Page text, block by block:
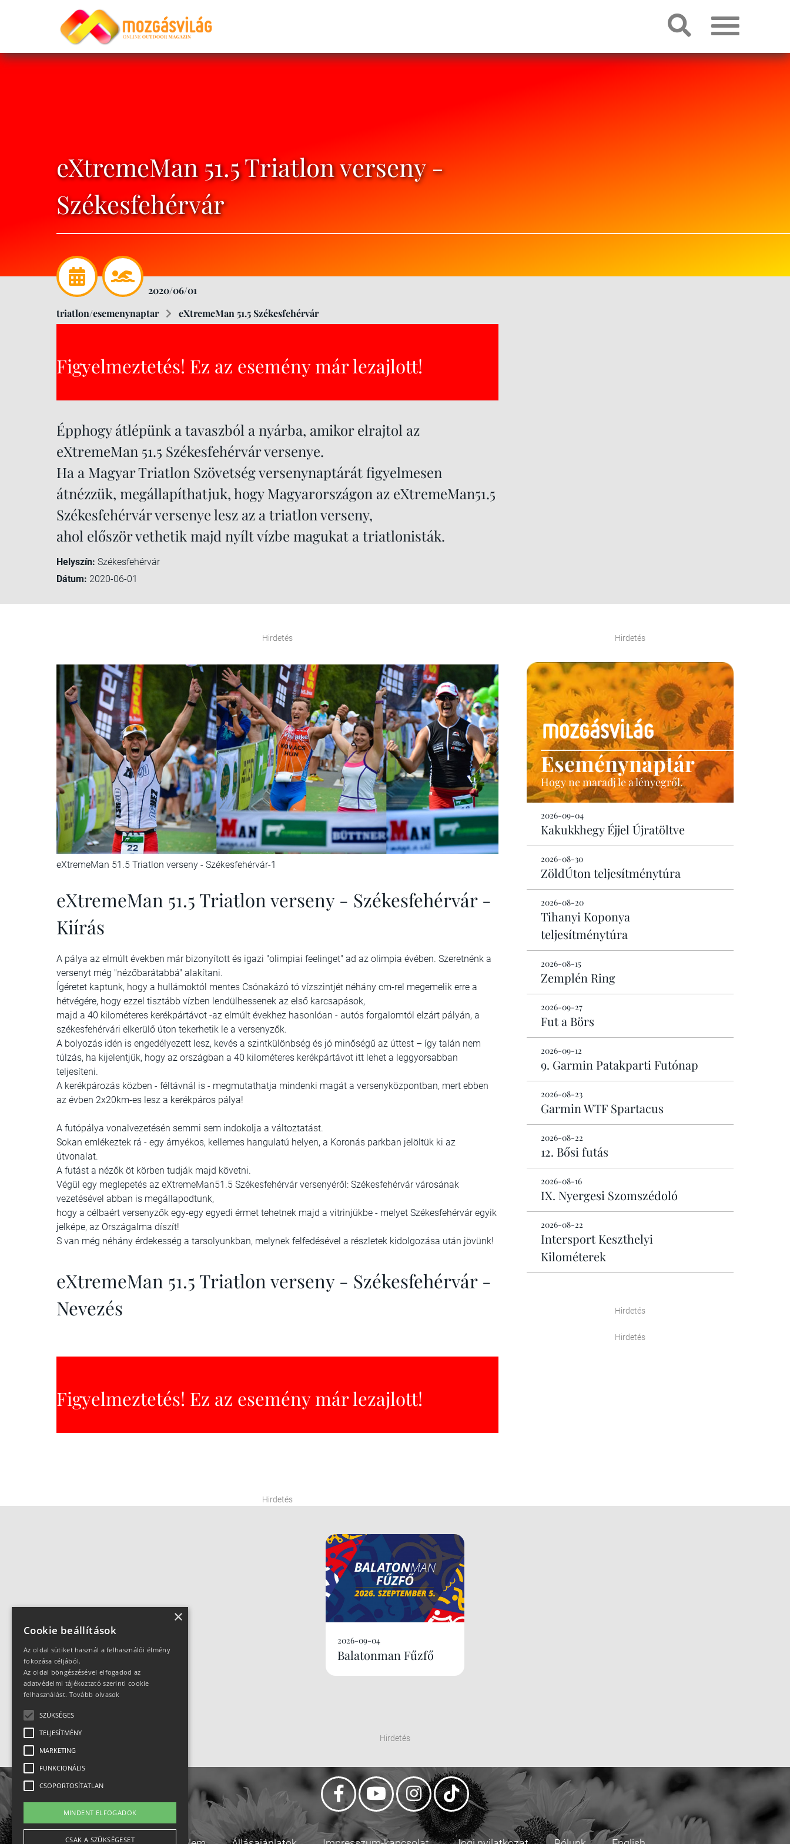
eXtremeMan 51.5 Triatlon verseny -
Székesfehérvár
2020/06/01
triatlon/esemenynaptar
eXtremeMan 51.5 Székesfehérvár
Figyelmeztetés! Ez az esemény már lezajlott!
Épphogy átlépünk a tavaszból a nyárba, amikor elrajtol az
eXtremeMan 51.5 Székesfehérvár versenye.
Ha a Magyar Triatlon Szövetség versenynaptárát figyelmesen
átnézzük, megállapíthatjuk, hogy Magyarországon az eXtremeMan51.5
Székesfehérvár versenye lesz az a triatlon verseny,
ahol először vethetik majd nyílt vízbe magukat a triatlonisták.
Helyszín: Székesfehérvár
Dátum: 2020-06-01
Hirdetés
eXtremeMan 51.5 Triatlon verseny - Székesfehérvár-1
eXtremeMan 51.5 Triatlon verseny - Székesfehérvár -
Kiírás
A pálya az elmúlt években már bizonyított és igazi "olimpiai feelinget" ad az olimpia évében. Szeretnénk a
versenyt még "nézőbarátabbá" alakítani.
Ígéretet kaptunk, hogy a hullámoktól mentes Csónakázó tó vízszintjét néhány cm-rel megemelik erre a
hétvégére, hogy ezzel tisztább vízben lendülhessenek az első karcsapások,
majd a 40 kilométeres kerékpártávot -az elmúlt évekhez hasonlóan - autós forgalomtól elzárt pályán, a
székesfehérvári elkerülő úton tekerhetik le a versenyzők.
A bolyozás idén is engedélyezett lesz, kevés a szintkülönbség és jó minőségű az úttest – így talán nem
túlzás, ha kijelentjük, hogy az országban a 40 kilométeres kerékpártávot itt lehet a leggyorsabban
teljesíteni.
A kerékpározás közben - féltávnál is - megmutathatja mindenki magát a versenyközpontban, mert ebben
az évben 2x20km-es lesz a kerékpáros pálya!
A futópálya vonalvezetésén semmi sem indokolja a változtatást.
Sokan emlékeztek rá - egy árnyékos, kellemes hangulatú helyen, a Koronás parkban jelöltük ki az
útvonalat.
A futást a nézők öt körben tudják majd követni.
Végül egy meglepetés az eXtremeMan51.5 Székesfehérvár versenyéről: Székesfehérvár városának
vezetésével abban is megállapodtunk,
hogy a célbaért versenyzők egy-egy egyedi érmet tehetnek majd a vitrinjükbe - melyet Székesfehérvár egyik
jelképe, az Országalma díszít!
S van még néhány érdekesség a tarsolyunkban, melynek felfedésével a részletek kidolgozása után jövünk!
eXtremeMan 51.5 Triatlon verseny - Székesfehérvár -
Nevezés
Figyelmeztetés! Ez az esemény már lezajlott!
Hirdetés
Hirdetés
Eseménynaptár
Hogy ne maradj le a lényegről.
2026-09-04
Kakukkhegy Éjjel Újratöltve
2026-08-30
ZöldÚton teljesítménytúra
2026-08-20
Tihanyi Koponya
teljesítménytúra
2026-08-15
Zemplén Ring
2026-09-27
Fut a Börs
2026-09-12
9. Garmin Patakparti Futónap
2026-08-23
Garmin WTF Spartacus
2026-08-22
12. Bősi futás
2026-08-16
IX. Nyergesi Szomszédoló
2026-08-22
Intersport Keszthelyi
Kilométerek
Hirdetés
Hirdetés
2026-09-04
Balatonman Fűzfő
Hirdetés
×
Cookie beállítások
Az oldal sütiket használ a felhasználói élmény
fokozása céljából.
Az oldal böngészésével elfogadod az
adatvédelmi tájékoztató szerinti cookie
felhasználást. Tovább olvasok
SZÜKSÉGES
TELJESÍTMÉNY
MARKETING
FUNKCIONÁLIS
CSOPORTOSÍTATLAN
MINDENT ELFOGADOK
CSAK A SZÜKSÉGESET